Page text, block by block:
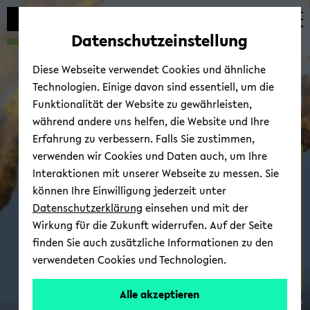
Automatische
vermeiden
skip
main
skip
main
skip
footer
Un­der­stan­ding Cau­ses for
In­di­vi­du­al Va­ria­ti­on
© Uni­ver­si­tät Bie­le­feld
Datenschutzeinstellung
Diese Webseite verwendet Cookies und ähnliche
Technologien. Einige davon sind essentiell, um die
Funktionalität der Website zu gewährleisten,
während andere uns helfen, die Website und Ihre
Erfahrung zu verbessern. Falls Sie zustimmen,
verwenden wir Cookies und Daten auch, um Ihre
Interaktionen mit unserer Webseite zu messen. Sie
können Ihre Einwilligung jederzeit unter
Datenschutzerklärung einsehen und mit der
Wirkung für die Zukunft widerrufen. Auf der Seite
finden Sie auch zusätzliche Informationen zu den
verwendeten Cookies und Technologien.
Alle akzeptieren